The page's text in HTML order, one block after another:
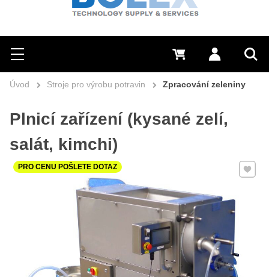
Hledat
Menu Přihlásit se
0 Kč
Úvod Stroje pro výrobu potravin Zpracování zeleniny
Plnicí zařízení (kysané zelí,
salát, kimchi)
Přidat
PRO CENU POŠLETE DOTAZ